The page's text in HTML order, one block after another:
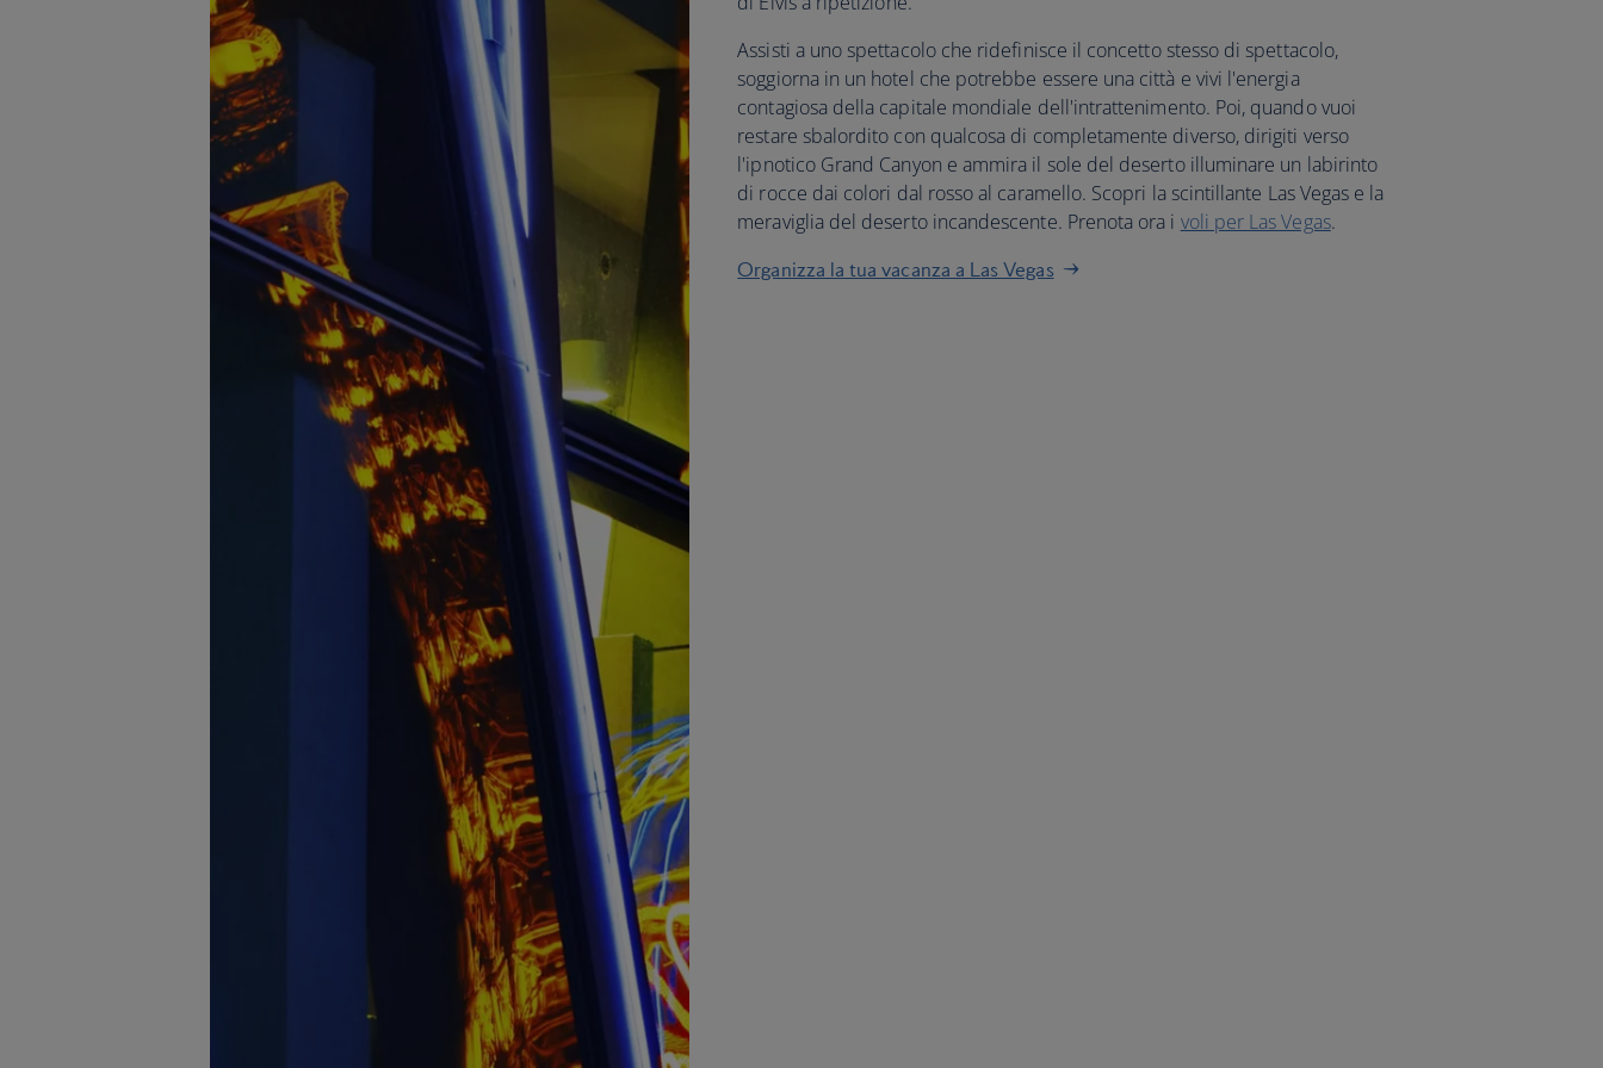
Assisti a uno spettacolo che ridefinisce il concetto stesso di spettacolo,
soggiorna in un hotel che potrebbe essere una città e vivi l'energia
contagiosa della capitale mondiale dell'intrattenimento. Poi, quando vuoi
restare sbalordito con qualcosa di completamente diverso, dirigiti verso
l'ipnotico Grand Canyon e ammira il sole del deserto illuminare un labirinto
di rocce dai colori dal rosso al caramello. Scopri la scintillante Las Vegas e la
meraviglia del deserto incandescente. Prenota ora i voli per Las Vegas.
Organizza la tua vacanza a Las Vegas